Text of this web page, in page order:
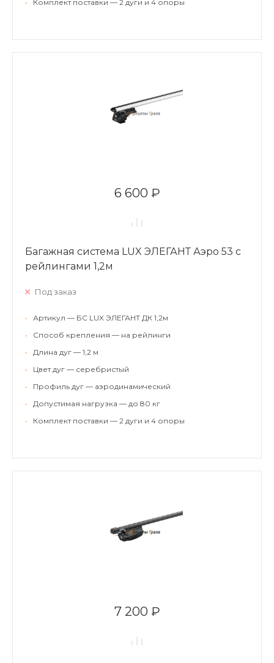
•
Комплект поставки — 2 дуги и 4 опоры
6 600 ₽
Багажная система LUX ЭЛЕГАНТ Аэро 53 с
рейлингами 1,2м
Под заказ
•
Артикул — БС LUX ЭЛЕГАНТ ДК 1,2м
•
Способ крепления — на рейлинги
•
Длина дуг — 1,2 м
•
Цвет дуг — серебристый
•
Профиль дуг — аэродинамический
•
Допустимая нагрузка — до 80 кг
•
Комплект поставки — 2 дуги и 4 опоры
7 200 ₽